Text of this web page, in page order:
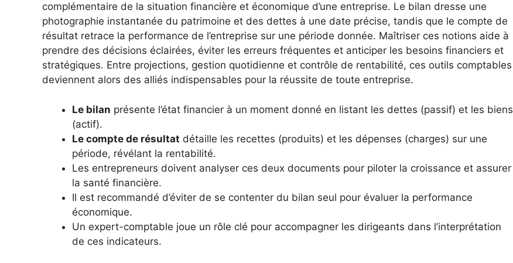
complémentaire de la situation financière et économique d’une entreprise. Le bilan dresse une
photographie instantanée du patrimoine et des dettes à une date précise, tandis que le compte de
résultat retrace la performance de l’entreprise sur une période donnée. Maîtriser ces notions aide à
prendre des décisions éclairées, éviter les erreurs fréquentes et anticiper les besoins financiers et
stratégiques. Entre projections, gestion quotidienne et contrôle de rentabilité, ces outils comptables
deviennent alors des alliés indispensables pour la réussite de toute entreprise.
Le bilan présente l’état financier à un moment donné en listant les dettes (passif) et les biens
(actif).
Le compte de résultat détaille les recettes (produits) et les dépenses (charges) sur une
période, révélant la rentabilité.
Les entrepreneurs doivent analyser ces deux documents pour piloter la croissance et assurer
la santé financière.
Il est recommandé d’éviter de se contenter du bilan seul pour évaluer la performance
économique.
Un expert-comptable joue un rôle clé pour accompagner les dirigeants dans l’interprétation
de ces indicateurs.